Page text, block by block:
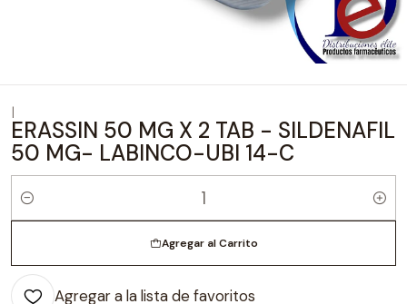
ERASSIN 50 MG X 2 TAB - SILDENAFIL
50 MG- LABINCO-UBI 14-C
Cantidad
Agregar al Carrito
Agregar a la lista de favoritos